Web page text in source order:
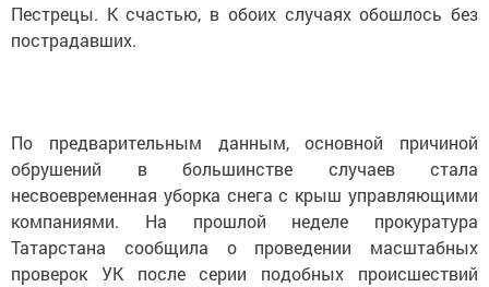
Пестрецы. К счастью, в обоих случаях обошлось без
пострадавших.
По предварительным данным, основной причиной
обрушений в большинстве случаев стала
несвоевременная уборка снега с крыш управляющими
компаниями. На прошлой неделе прокуратура
Татарстана сообщила о проведении масштабных
проверок УК после серии подобных происшествий